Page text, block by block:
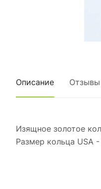
Описание Отзывы
Изящное золотое
Размер кольца USA -